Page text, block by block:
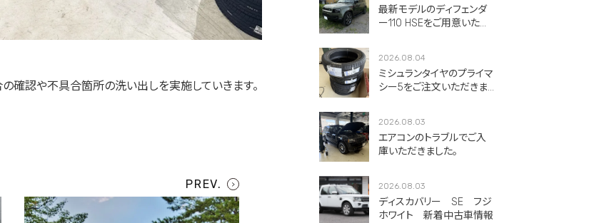
確認や不具合箇所の洗い出しを実施していきます。
最新モデルのディフェンダ
ー110 HSEをご用意いただ
2026.08.04
ミシュランタイヤのプライマ
シー5をご注文いただきま
2026.08.03
エアコンのトラブルでご入
庫いただきました。
2026.08.03
ディスカバリー SE フジ
ホワイト 新着中古車情報